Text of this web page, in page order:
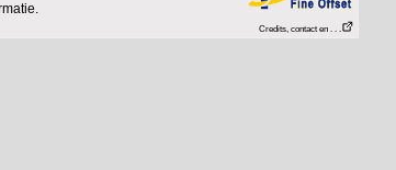
Credits, contact en . . .